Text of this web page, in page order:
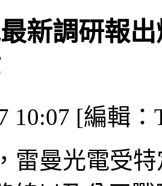
新調研報
10:07 [編輯
雷曼光電受